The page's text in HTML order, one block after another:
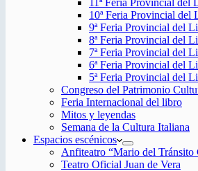
11ª Feria Provincial del
10ª Feria Provincial del
9ª Feria Provincial del
8ª Feria Provincial del
7ª Feria Provincial del
6ª Feria Provincial del
5ª Feria Provincial del
Congreso del Patrimonio
Feria Internacional del libro
Mitos y leyendas
Semana de la Cultura Italiana
Espacios escénicos
Anfiteatro “Mario del Tránsito
Teatro Oficial Juan de Vera